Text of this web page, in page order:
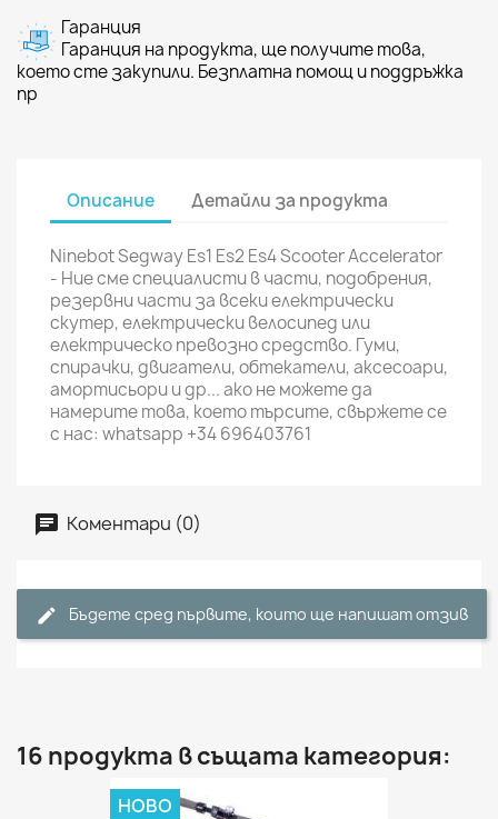
Гаранция
Гаранция на продукта, ще получите това,
което сте закупили. Безплатна помощ и поддръжка
пр
Описание Детайли за продукта
Ninebot Segway Es1 Es2 Es4 Scooter Accelerator
- Ние сме специалисти в части, подобрения,
резервни части за всеки електрически
скутер, електрически велосипед или
електрическо превозно средство. Гуми,
спирачки, двигатели, обтекатели, аксесоари,
амортисьори и др... ако не можете да
намерите това, което търсите, свържете се
с нас: whatsapp +34 696403761
Коментари (0)
Бъдете сред първите, които ще напишат отзив
16 продукта в същата категория:
НОВО